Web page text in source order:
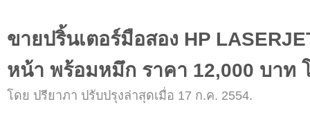
ขายปริ้นเตอร์มือสอง HP
หน้า พร้อมหมึก ราคา 12,000 บาท
โดย ปรียาภา ปรับปรุงล่าสุดเมื่อ 17 ก.ค. 2554.